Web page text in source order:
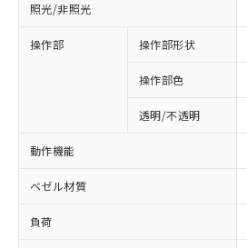
照光/非照光
操作部 操作部形状
操作部色
透明/不透明
動作機能
ベゼル材質
負荷